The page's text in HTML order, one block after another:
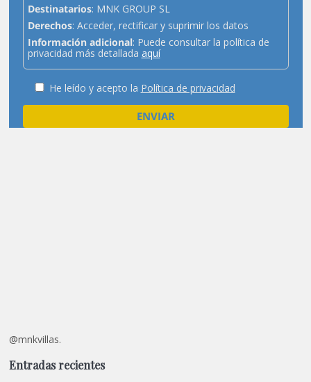
Destinatarios: MNK GROUP SL
Derechos: Acceder, rectificar y suprimir los datos
Información adicional: Puede consultar la política de
privacidad más detallada aquí
He leído y acepto la Política de privacidad
@mnkvillas.
Entradas recientes